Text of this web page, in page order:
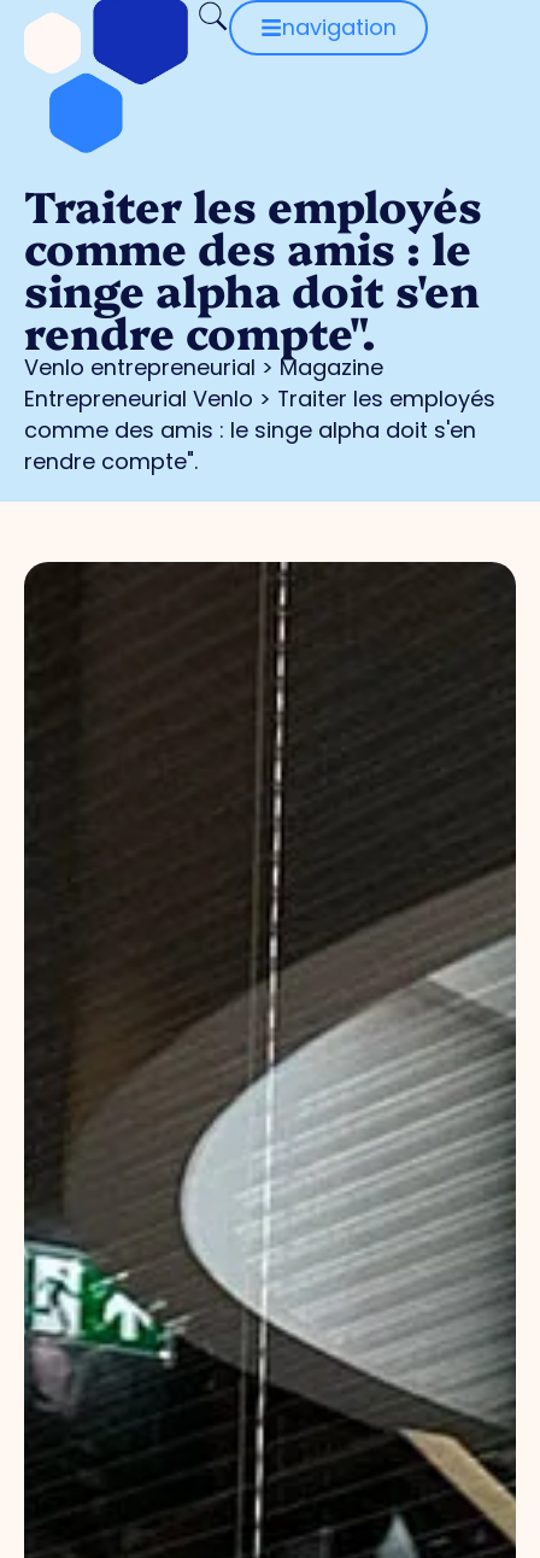
navigation
Traiter les employés
comme des amis : le
singe alpha doit s'en
rendre compte".
Venlo entrepreneurial > Magazine
Entrepreneurial Venlo > Traiter les employés
comme des amis : le singe alpha doit s'en
rendre compte".